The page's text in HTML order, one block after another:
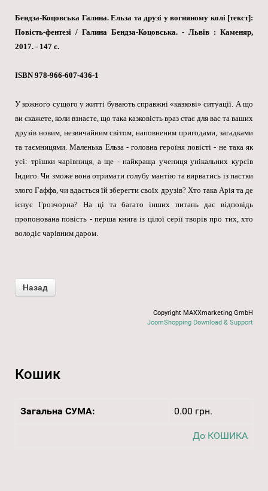
Бендза-Коцовська Галина. Ельза та друзі у вогняному колі [текст]:
Повість-фентезі / Галина Бендза-Коцовська. - Львів : Каменяр,
2017. - 147 с.
ISBN 978-966-607-436-1
У кожного сущого у житті бувають справжні «казкові» ситуації. А що
ви скажете, коли взнаєте, що така казковість враз стає для вас та ваших
друзів новим, незвичайним світом, наповненим пригодами, загадками
та таємницями. Маленька Ельза - головна героїня повісті - не така як
усі: трішки чарівниця, а ще - найкраща учениця унікальних курсів
Індиго. Чи зможе вона отримати голубу мантію та вирватись із пастки
злого Гаффа, чи вдасться їй зберегти своїх друзів? Хто така Арія та де
існує Грозчорна? На ці та багато інших питань дає відповідь
пропонована повість - перша книга із цілої серії творів про тих, хто
володіє чарівним даром.
Copyright MAXXmarketing GmbH
JoomShopping Download & Support
Кошик
Загальна СУМА: 0.00 грн.
До КОШИКА